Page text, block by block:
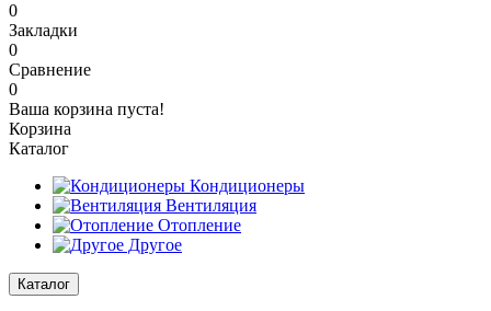
0
Закладки
0
Сравнение
0
Ваша корзина пуста!
Корзина
Каталог
Кондиционеры
Вентиляция
Отопление
Другое
Каталог